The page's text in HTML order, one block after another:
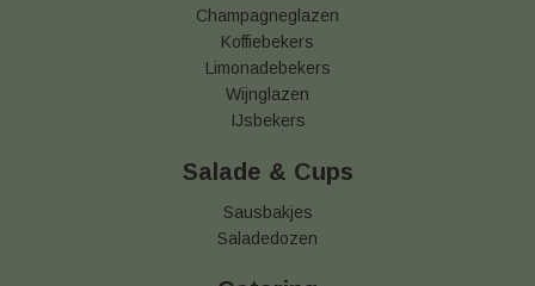
Champagneglazen
Koffiebekers
Limonadebekers
Wijnglazen
IJsbekers
Salade & Cups
Sausbakjes
Saladedozen